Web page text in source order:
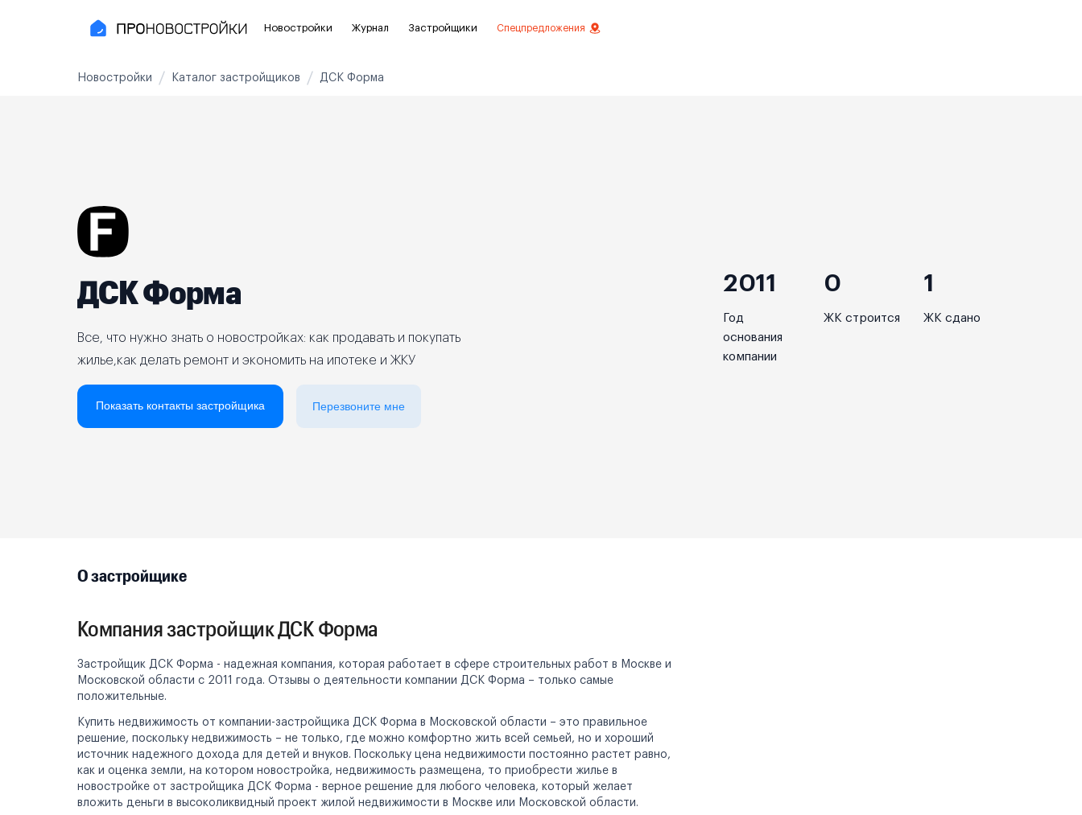
Новостройки
Рядом с МЦК
Рядом с метро
На карте
Реклама на сайте
Журнал Застройщики Спецпредложения
Новостройки Каталог застройщиков ДСК Форма
ДСК Форма
Все, что нужно знать о новостройках: как продавать и покупать
жилье,как делать ремонт и экономить на ипотеке и ЖКУ
Показать контакты застройщика Перезвоните мне
2011
Год
основания
компании
0
ЖК строится
1
ЖК сдано
О застройщике
Компания застройщик ДСК Форма
Застройщик ДСК Форма - надежная компания, которая работает в сфере строительных работ в Москве и
Московской области с 2011 года. Отзывы о деятельности компании ДСК Форма – только самые
положительные.
Купить недвижимость от компании-застройщика ДСК Форма в Московской области – это правильное
решение, поскольку недвижимость – не только, где можно комфортно жить всей семьей, но и хороший
источник надежного дохода для детей и внуков. Поскольку цена недвижимости постоянно растет равно,
как и оценка земли, на котором новостройка, недвижимость размещена, то приобрести жилье в
новостройке от застройщика ДСК Форма - верное решение для любого человека, который желает
вложить деньги в высоколиквидный проект жилой недвижимости в Москве или Московской области.